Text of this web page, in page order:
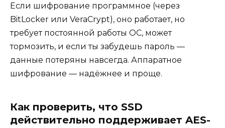
Если шифрование программное (через
BitLocker или VeraCrypt), оно работает, но
требует постоянной работы ОС, может
тормозить, и если ты забудешь пароль —
данные потеряны навсегда. Аппаратное
шифрование — надёжнее и проще.
Как проверить, что SSD
действительно поддерживает AES-